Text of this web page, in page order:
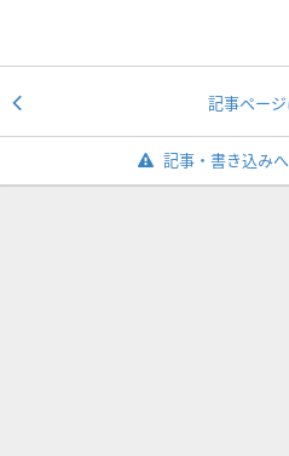
記事ペー
記事・書き込み